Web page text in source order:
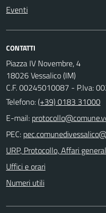
Eventi
CONTATTI
Piazza IV Novembre, 4
18026 Vessalico (IM)
C.F. 00245010087 - P.Iva:
Telefono:(+39) 0183 31000
E-mail:
PEC:
URP, Protocollo, Affari
Uffici e orari
Numeri utili